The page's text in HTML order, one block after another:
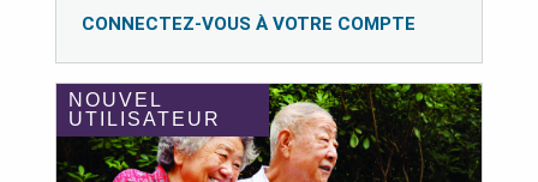
CONNECTEZ-VOUS À VOTRE COMPTE
NOUVEL
UTILISATEUR